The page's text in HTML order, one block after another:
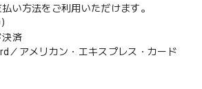
い方法をご利用いただけます。
済
アメリカン・エキスプレス・カード